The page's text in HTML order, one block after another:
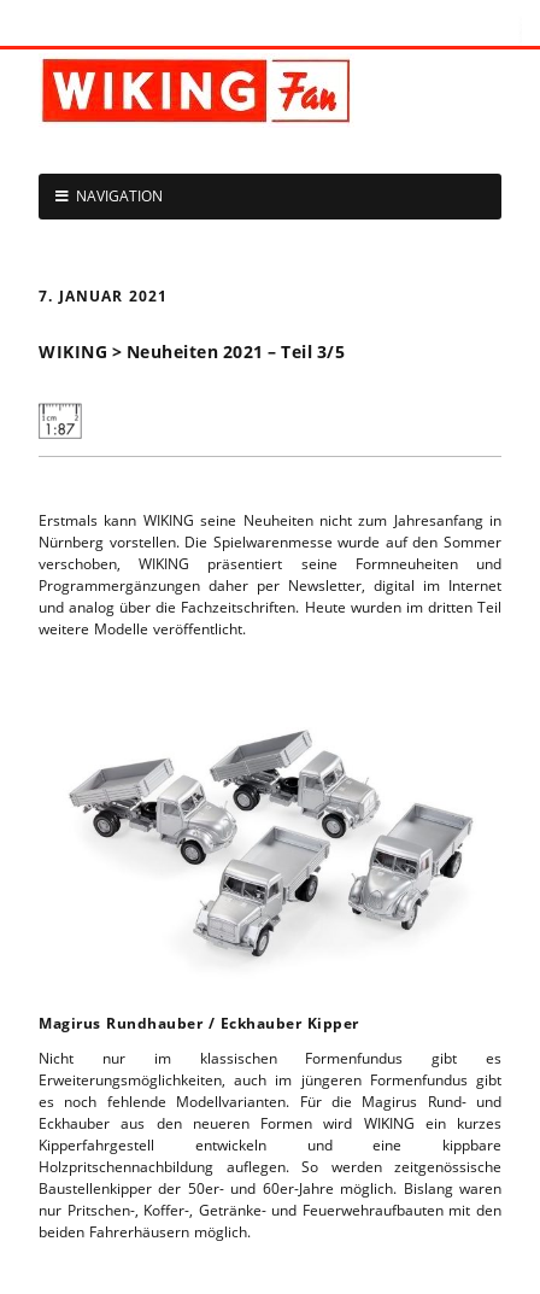
NAVIGATION
7. JANUAR 2021
WIKING > Neuheiten 2021 – Teil 3/5
Erstmals kann WIKING seine Neuheiten nicht zum Jahresanfang in
Nürnberg vorstellen. Die Spielwarenmesse wurde auf den Sommer
verschoben, WIKING präsentiert seine Formneuheiten und
Programmergänzungen daher per Newsletter, digital im Internet
und analog über die Fachzeitschriften. Heute wurden im dritten Teil
weitere Modelle veröffentlicht.
Magirus Rundhauber / Eckhauber Kipper
Nicht nur im klassischen Formenfundus gibt es
Erweiterungsmöglichkeiten, auch im jüngeren Formenfundus gibt
es noch fehlende Modellvarianten. Für die Magirus Rund- und
Eckhauber aus den neueren Formen wird WIKING ein kurzes
Kipperfahrgestell entwickeln und eine kippbare
Holzpritschennachbildung auflegen. So werden zeitgenössische
Baustellenkipper der 50er- und 60er-Jahre möglich. Bislang waren
nur Pritschen-, Koffer-, Getränke- und Feuerwehraufbauten mit den
beiden Fahrerhäusern möglich.